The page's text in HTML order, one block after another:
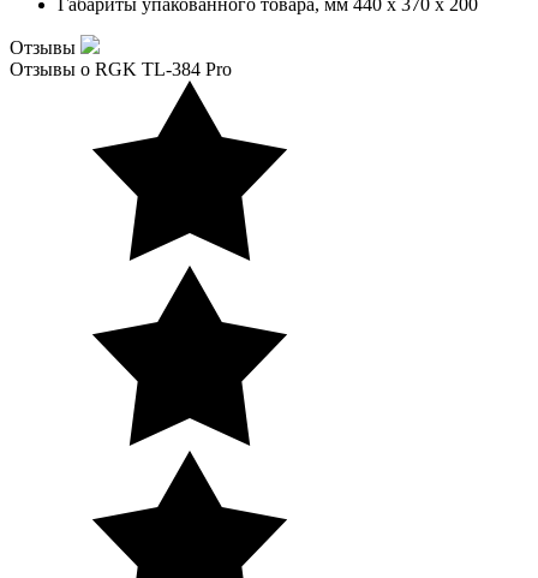
Габариты упакованного товара, мм 440 x 370 x 200
Отзывы
Отзывы о RGK TL-384 Pro